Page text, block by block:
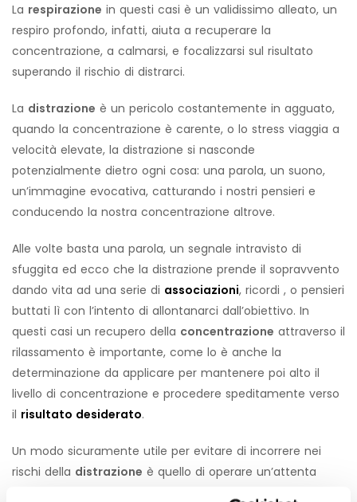
La respirazione in questi casi è un validissimo alleato, un
respiro profondo, infatti, aiuta a recuperare la
concentrazione, a calmarsi, e focalizzarsi sul risultato
superando il rischio di distrarci.
La distrazione è un pericolo costantemente in agguato,
quando la concentrazione è carente, o lo stress viaggia a
velocità elevate, la distrazione si nasconde
potenzialmente dietro ogni cosa: una parola, un suono,
un’immagine evocativa, catturando i nostri pensieri e
conducendo la nostra concentrazione altrove.
Alle volte basta una parola, un segnale intravisto di
sfuggita ed ecco che la distrazione prende il sopravvento
dando vita ad una serie di associazioni, ricordi , o pensieri
buttati lì con l’intento di allontanarci dall’obiettivo. In
questi casi un recupero della concentrazione attraverso il
rilassamento è importante, come lo è anche la
determinazione da applicare per mantenere poi alto il
livello di concentrazione e procedere speditamente verso
il risultato desiderato.
Un modo sicuramente utile per evitare di incorrere nei
rischi della distrazione è quello di operare un’attenta